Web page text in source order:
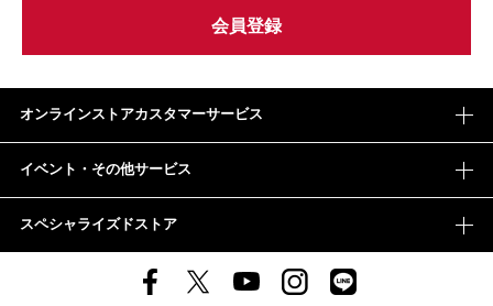
オンラインストアカスタマーサービス
イベント・その他サービス
スペシャライズドストア